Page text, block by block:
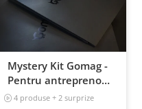
Mystery Kit Gomag -
Pentru antreprenorii
curajosi - digital
4 produse + 2 surprize